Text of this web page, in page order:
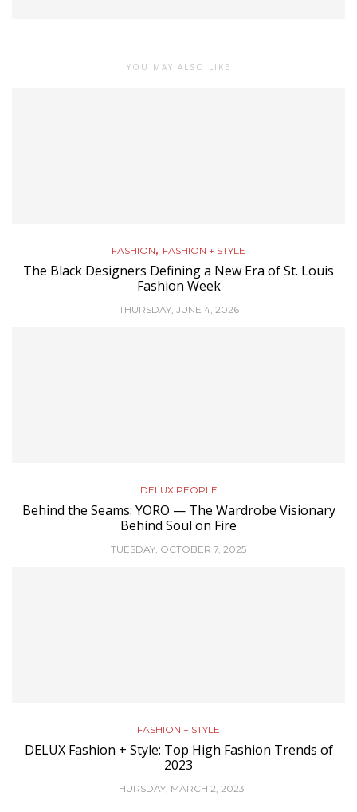
YOU MAY ALSO LIKE
FASHION, FASHION + STYLE
The Black Designers Defining a New Era of St. Louis
Fashion Week
THURSDAY, JUNE 4, 2026
DELUX PEOPLE
Behind the Seams: YORO — The Wardrobe Visionary
Behind Soul on Fire
TUESDAY, OCTOBER 7, 2025
FASHION + STYLE
DELUX Fashion + Style: Top High Fashion Trends of
2023
THURSDAY, MARCH 2, 2023